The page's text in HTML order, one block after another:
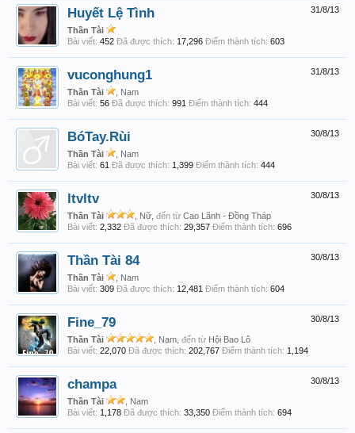
31/8/13
Huyết Lệ Tình
Thần Tài
Bài viết: 452 Đã được thích: 17,296 Điểm thành tích: 603
31/8/13
vuconghung1
Thần Tài
, Nam
Bài viết: 56 Đã được thích: 991 Điểm thành tích: 444
30/8/13
BóTay.Rùi
Thần Tài
, Nam
Bài viết: 61 Đã được thích: 1,399 Điểm thành tích: 444
30/8/13
ltvltv
Thần Tài , Nữ, đến từ Cao Lãnh - Đồng Tháp
Bài viết: 2,332 Đã được thích: 29,357 Điểm thành tích: 696
30/8/13
Thần Tài 84
Thần Tài
, Nam
Bài viết: 309 Đã được thích: 12,481 Điểm thành tích: 604
30/8/13
Fine_79
Thần Tài , Nam, đến từ Hội Bao Lô
Bài viết: 22,070 Đã được thích: 202,767 Điểm thành tích: 1,194
30/8/13
champa
Thần Tài
, Nam
Bài viết: 1,178 Đã được thích: 33,350 Điểm thành tích: 694